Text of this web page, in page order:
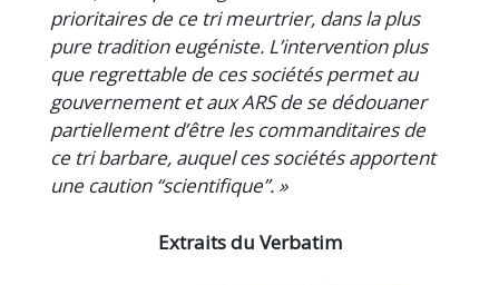
prioritaires de ce tri meurtrier, dans la plus
pure tradition eugéniste. L’intervention plus
que regrettable de ces sociétés permet au
gouvernement et aux ARS de se dédouaner
partiellement d’être les commanditaires de
ce tri barbare, auquel ces sociétés apportent
une caution “scientifique”. »
Extraits du Verbatim